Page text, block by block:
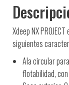
Xdeep NX
siguientes
Alacircular para
flotabilidad,con